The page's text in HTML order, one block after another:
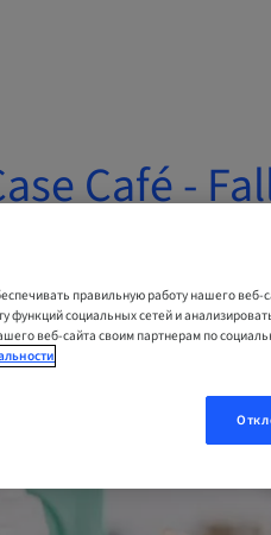
Café -
Ihrem Erfolg
Швейцария
правильную работу нашего
функций социальных сетей и
веб-сайта своим партнерам по